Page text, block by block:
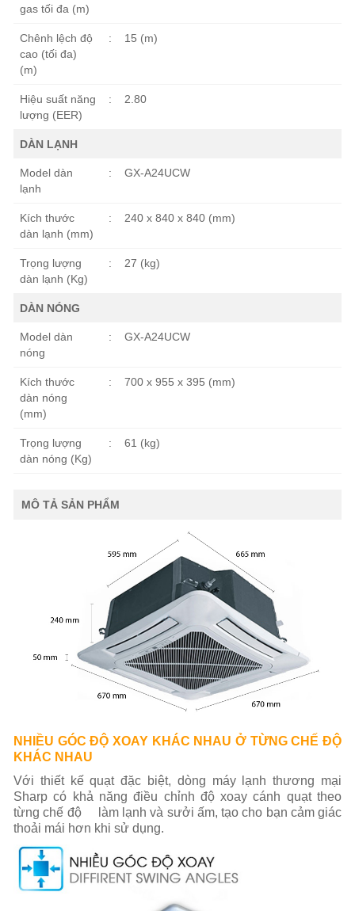
gas tối đa (m)
Chênh lệch độ
cao (tối đa)
(m)
: 15 (m)
Hiệu suất năng
lượng (EER)
: 2.80
DÀN LẠNH
Model dàn
lạnh
: GX-A24UCW
Kích thước
dàn lạnh (mm)
: 240 x 840 x 840 (mm)
Trọng lượng
dàn lạnh (Kg)
: 27 (kg)
DÀN NÓNG
Model dàn
nóng
: GX-A24UCW
Kích thước
dàn nóng
(mm)
: 700 x 955 x 395 (mm)
Trọng lượng
dàn nóng (Kg)
: 61 (kg)
MÔ TẢ SẢN PHẨM
NHIỀU GÓC ĐỘ XOAY KHÁC NHAU Ở TỪNG CHẾ ĐỘ
KHÁC NHAU
Với thiết kế quạt đặc biệt, dòng máy lạnh thương mại
Sharp có khả năng điều chỉnh độ xoay cánh quạt theo
từng chế độ làm lạnh và sưởi ấm, tạo cho bạn cảm giác
thoải mái hơn khi sử dụng.